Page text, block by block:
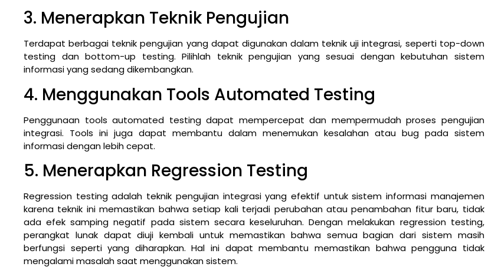
3. Menerapkan Teknik Pengujian
Terdapat berbagai teknik pengujian yang dapat digunakan dalam teknik uji integrasi, seperti top-down
testing dan bottom-up testing. Pilihlah teknik pengujian yang sesuai dengan kebutuhan sistem
informasi yang sedang dikembangkan.
4. Menggunakan Tools Automated Testing
Penggunaan tools automated testing dapat mempercepat dan mempermudah proses pengujian
integrasi. Tools ini juga dapat membantu dalam menemukan kesalahan atau bug pada sistem
informasi dengan lebih cepat.
5. Menerapkan Regression Testing
Regression testing adalah teknik pengujian integrasi yang efektif untuk sistem informasi manajemen
karena teknik ini memastikan bahwa setiap kali terjadi perubahan atau penambahan fitur baru, tidak
ada efek samping negatif pada sistem secara keseluruhan. Dengan melakukan regression testing,
perangkat lunak dapat diuji kembali untuk memastikan bahwa semua bagian dari sistem masih
berfungsi seperti yang diharapkan. Hal ini dapat membantu memastikan bahwa pengguna tidak
mengalami masalah saat menggunakan sistem.